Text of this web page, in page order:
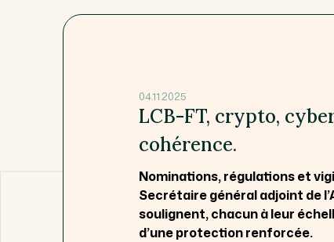
04.11.2025
LCB-FT, crypto,
cohérence.
Nominations, régulations et
Secrétaire général adjoint de
soulignent, chacun à leur
d’une protection renforcée.